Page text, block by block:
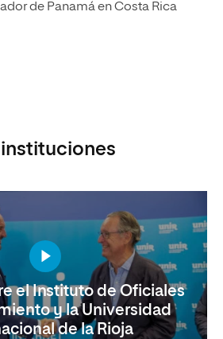
de Panamá en Costa Rica
el Instituto de Oficiales
y la Universidad
de la Rioja